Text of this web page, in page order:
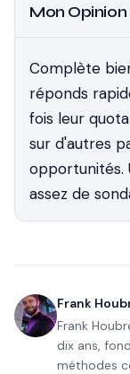
Mon
Complète
réponds
fois leur
sur d'autres
opportunités.
assez de
Frank
Frank
dix ans,
méthodes